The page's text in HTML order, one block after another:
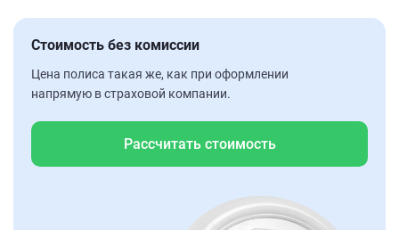
Стоимость без комиссии
Цена полиса такая же, как при оформлении
напрямую в страховой компании.
Рассчитать стоимость